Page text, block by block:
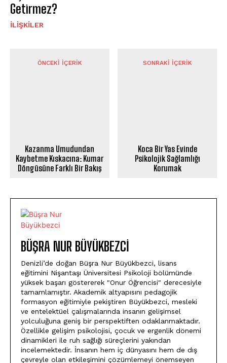
Getirmez?
İLIŞKILER
ÖNCEKI İÇERIK
Kazanma Umudundan
Kaybetme Kıskacına: Kumar
Döngüsüne Farklı Bir Bakış
SONRAKI İÇERIK
Koca Bir Yas Evinde
Psikolojik Sağlamlığı
Korumak
BÜŞRA NUR BÜYÜKBEZCI
Denizli’de doğan Büşra Nur Büyükbezci, lisans
eğitimini Nişantaşı Üniversitesi Psikoloji bölümünde
yüksek başarı göstererek "Onur Öğrencisi" derecesiyle
tamamlamıştır. Akademik altyapısını pedagojik
formasyon eğitimiyle pekiştiren Büyükbezci, mesleki
ve entelektüel çalışmalarında insanın gelişimsel
yolculuğuna geniş bir perspektiften odaklanmaktadır.
Özellikle gelişim psikolojisi, çocuk ve ergenlik dönemi
dinamikleri ile ruh sağlığı süreçlerini yakından
incelemektedir. İnsanın hem iç dünyasını hem de dış
çevreyle olan etkileşimini çözümlemeyi önemseyen